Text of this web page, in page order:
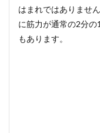
はまれではありませ
に筋力が通常の2分
もあります。